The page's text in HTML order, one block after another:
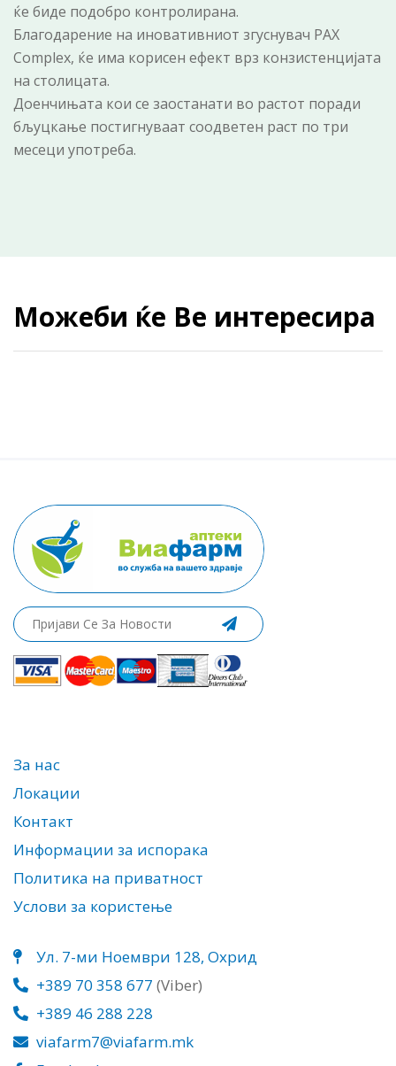
ќе биде подобро контролирана.
Благодарение на иновативниот згуснувач PAX
Complex, ќе има корисен ефект врз конзистенцијата
на столицата.
Доенчињата кои се заостанати во растот поради
бљуцкање постигнуваат соодветен раст по три
месеци употреба.
Можеби ќе Ве интересира
За нас
Локации
Контакт
Информации за испорака
Политика на приватност
Услови за користење
Ул. 7-ми Ноември 128, Охрид
+389 70 358 677 (Viber)
+389 46 288 228
viafarm7@viafarm.mk